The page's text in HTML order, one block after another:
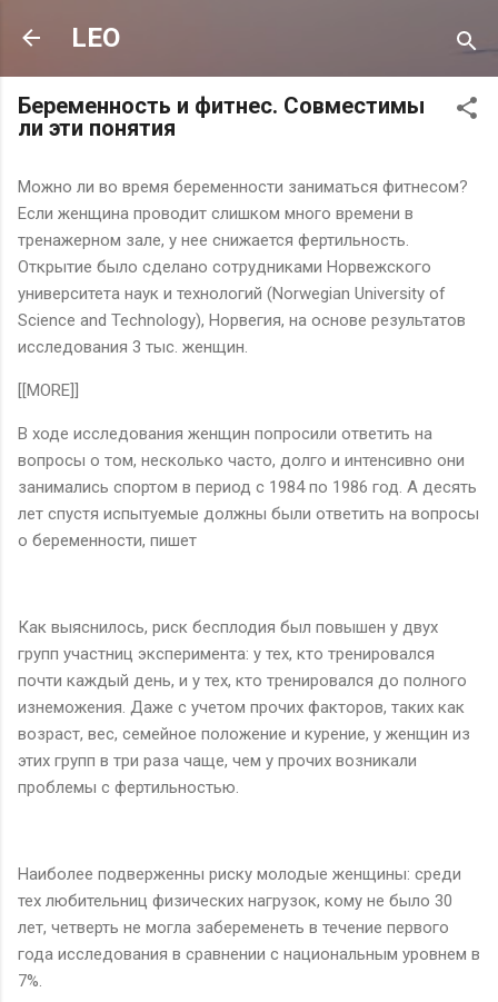
LEO
Беременность и фитнес. Совместимы
ли эти понятия
Можно ли во время беременности заниматься фитнесом?
Если женщина проводит слишком много времени в
тренажерном зале, у нее снижается фертильность.
Открытие было сделано сотрудниками Норвежского
университета наук и технологий (Norwegian University of
Science and Technology), Норвегия, на основе результатов
исследования 3 тыс. женщин.
[[MORE]]
В ходе исследования женщин попросили ответить на
вопросы о том, несколько часто, долго и интенсивно они
занимались спортом в период с 1984 по 1986 год. А десять
лет спустя испытуемые должны были ответить на вопросы
о беременности, пишет
Как выяснилось, риск бесплодия был повышен у двух
групп участниц эксперимента: у тех, кто тренировался
почти каждый день, и у тех, кто тренировался до полного
изнеможения. Даже с учетом прочих факторов, таких как
возраст, вес, семейное положение и курение, у женщин из
этих групп в три раза чаще, чем у прочих возникали
проблемы с фертильностью.
Наиболее подверженны риску молодые женщины: среди
тех любительниц физических нагрузок, кому не было 30
лет, четверть не могла забеременеть в течение первого
года исследования в сравнении с национальным уровнем в
7%.